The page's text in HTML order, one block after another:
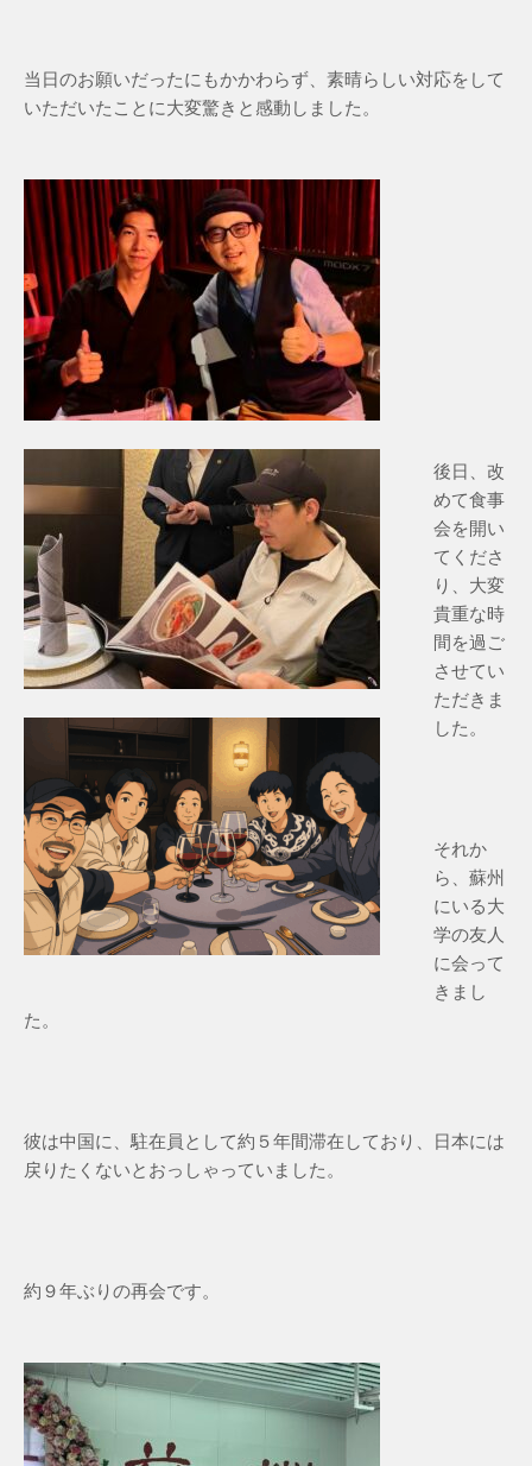
当日のお願いだったにもかかわらず、素晴らしい対応をして
いただいたことに大変驚きと感動しました。
後日、改
めて食事
会を開い
てくださ
り、大変
貴重な時
間を過ご
させてい
ただきま
した。
それか
ら、蘇州
にいる大
学の友人
に会って
きまし
た。
彼は中国に、駐在員として約５年間滞在しており、日本には
戻りたくないとおっしゃっていました。
約９年ぶりの再会です。